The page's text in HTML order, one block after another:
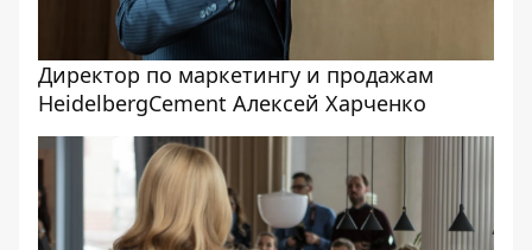
Директор по маркетингу и продажам
HeidelbergCement Алексей Харченко